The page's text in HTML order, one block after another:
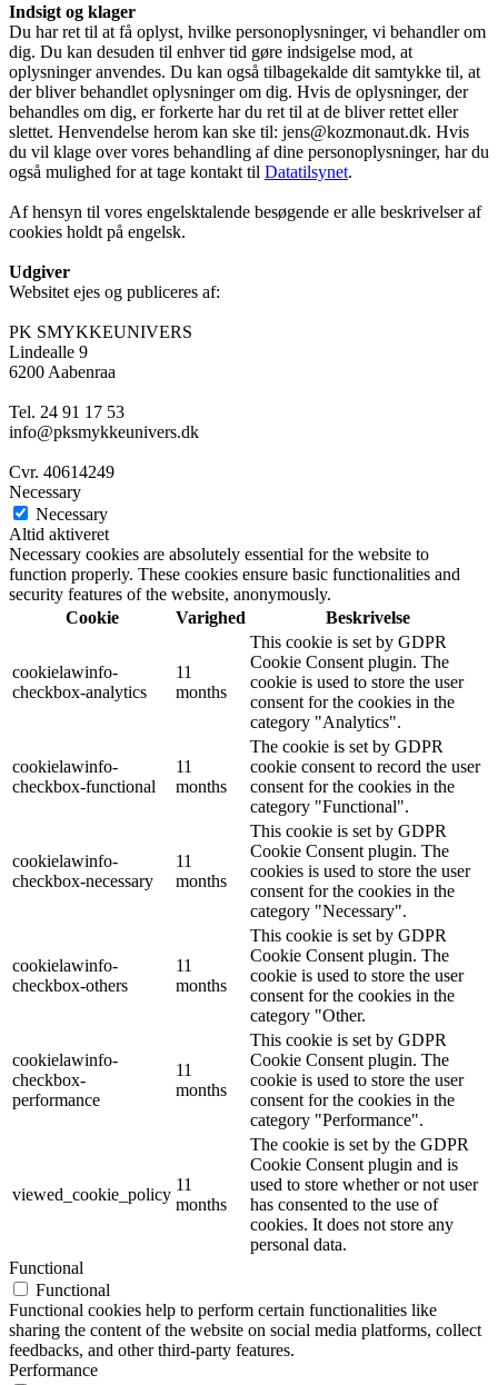
Indsigt og klager
Du har ret til at få oplyst, hvilke personoplysninger, vi behandler om
dig. Du kan desuden til enhver tid gøre indsigelse mod, at
oplysninger anvendes. Du kan også tilbagekalde dit samtykke til, at
der bliver behandlet oplysninger om dig. Hvis de oplysninger, der
behandles om dig, er forkerte har du ret til at de bliver rettet eller
slettet. Henvendelse herom kan ske til: jens@kozmonaut.dk. Hvis
du vil klage over vores behandling af dine personoplysninger, har du
også mulighed for at tage kontakt til Datatilsynet.
Af hensyn til vores engelsktalende besøgende er alle beskrivelser af
cookies holdt på engelsk.
Udgiver
Websitet ejes og publiceres af:
PK SMYKKEUNIVERS
Lindealle 9
6200 Aabenraa
Tel. 24 91 17 53
info@pksmykkeunivers.dk
Cvr. 40614249
Necessary
Necessary
Altid aktiveret
Necessary cookies are absolutely essential for the website to
function properly. These cookies ensure basic functionalities and
security features of the website, anonymously.
Cookie
Varighed Beskrivelse
cookielawinfo-
checkbox-analytics
11
months
This cookie is set by GDPR
Cookie Consent plugin. The
cookie is used to store the user
consent for the cookies in the
category "Analytics".
cookielawinfo-
checkbox-functional
11
months
The cookie is set by GDPR
cookie consent to record the user
consent for the cookies in the
category "Functional".
cookielawinfo-
checkbox-necessary
11
months
This cookie is set by GDPR
Cookie Consent plugin. The
cookies is used to store the user
consent for the cookies in the
category "Necessary".
cookielawinfo-
checkbox-others
11
months
This cookie is set by GDPR
Cookie Consent plugin. The
cookie is used to store the user
consent for the cookies in the
category "Other.
cookielawinfo-
checkbox-
performance
11
months
This cookie is set by GDPR
Cookie Consent plugin. The
cookie is used to store the user
consent for the cookies in the
category "Performance".
viewed_cookie_policy
11
months
The cookie is set by the GDPR
Cookie Consent plugin and is
used to store whether or not user
has consented to the use of
cookies. It does not store any
personal data.
Functional
Functional
Functional cookies help to perform certain functionalities like
sharing the content of the website on social media platforms, collect
feedbacks, and other third-party features.
Performance